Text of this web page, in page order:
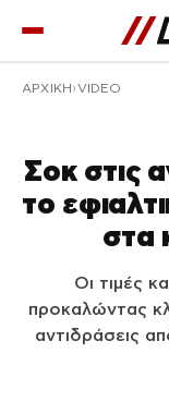
ΑΡΧΙΚΉ VIDEO
Σοκ στις
το
στα
Οι τιμές
προκαλώντας
αντιδράσεις